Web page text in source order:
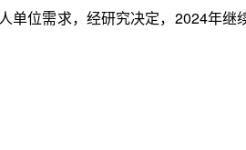
单位需求，经研究决定，2024年继